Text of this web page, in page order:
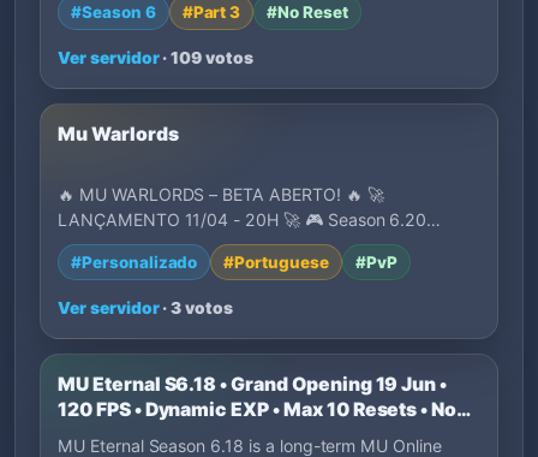
#Season 6 #Part 3 #No Reset
Ver servidor· 109 votos
Mu Warlords
🔥 MU WARLORDS – BETA ABERTO! 🔥 🚀
LANÇAMENTO 11/04 - 20H 🚀 🎮 Season 6.20
Medium com conteúdos mo…
#Personalizado #Portuguese #PvP
Ver servidor· 3 votos
MU Eternal S6.18 • Grand Opening 19 Jun •
120 FPS • Dynamic EXP • Max 10 Resets • No
P2W
MU Eternal Season 6.18 is a long-term MU Online